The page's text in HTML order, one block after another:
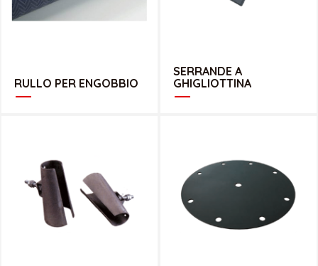
RULLO PER ENGOBBIO
SCARICA CATALOGO
SERRANDE A
GHIGLIOTTINA
CATALOGO SERRANDE A GHIGLIOTTINA